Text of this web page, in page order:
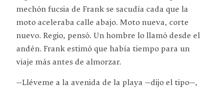
mechón fucsia de Frank se sacudía cada que la
moto aceleraba calle abajo. Moto nueva, corte
nuevo. Regio, pensó. Un hombre lo llamó desde el
andén. Frank estimó que había tiempo para un
viaje más antes de almorzar.
—Lléveme a la avenida de la playa —dijo el tipo—,